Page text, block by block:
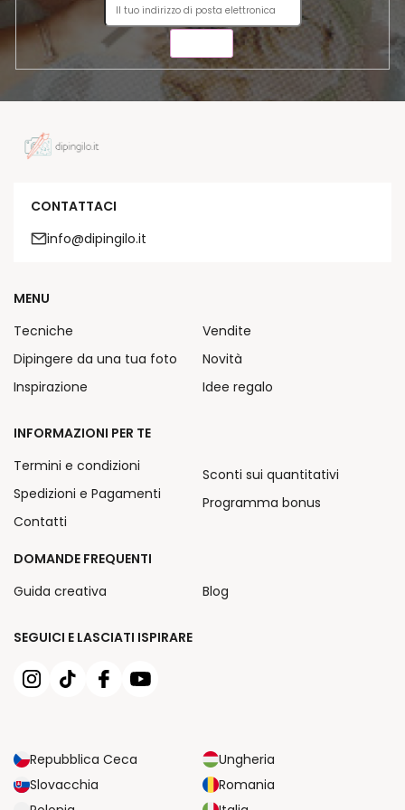
CONTATTACI
info@dipingilo.it
SEGUICI E LASCIATI ISPIRARE
Repubblica Ceca
Ungheria
Slovacchia
Romania
MENU
Tecniche
Dipingere da una tua foto
Inspirazione
Vendite
Novità
Idee regalo
INFORMAZIONI PER TE
Termini e condizioni
Spedizioni e Pagamenti
Contatti
Sconti sui quantitativi
Programma bonus
DOMANDE FREQUENTI
Guida creativa
Blog